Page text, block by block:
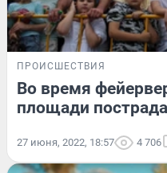
ПРОИСШЕСТВИЯ
Во время
площади
27 июня, 2022, 18:57 4 706